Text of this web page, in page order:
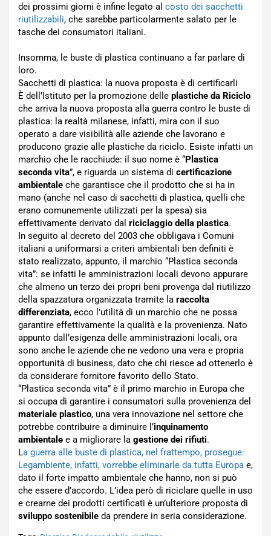
dei prossimi giorni è infine legato al costo dei sacchetti
riutilizzabili, che sarebbe particolarmente salato per le
tasche dei consumatori italiani.
Insomma, le buste di plastica continuano a far parlare di
loro.
Sacchetti di plastica: la nuova proposta è di certificarli
È dell’Istituto per la promozione delle plastiche da Riciclo
che arriva la nuova proposta alla guerra contro le buste di
plastica: la realtà milanese, infatti, mira con il suo
operato a dare visibilità alle aziende che lavorano e
producono grazie alle plastiche da riciclo. Esiste infatti un
marchio che le racchiude: il suo nome è “Plastica
seconda vita”, e riguarda un sistema di certificazione
ambientale che garantisce che il prodotto che si ha in
mano (anche nel caso di sacchetti di plastica, quelli che
erano comunemente utilizzati per la spesa) sia
effettivamente derivato dal riciclaggio della plastica.
In seguito al decreto del 2003 che obbligava i Comuni
italiani a uniformarsi a criteri ambientali ben definiti è
stato realizzato, appunto, il marchio “Plastica seconda
vita”: se infatti le amministrazioni locali devono appurare
che almeno un terzo dei propri beni provenga dal riutilizzo
della spazzatura organizzata tramite la raccolta
differenziata, ecco l’utilità di un marchio che ne possa
garantire effettivamente la qualità e la provenienza. Nato
appunto dall’esigenza delle amministrazioni locali, ora
sono anche le aziende che ne vedono una vera e propria
opportunità di business, dato che chi riesce ad ottenerlo è
da considerare fornitore favorito dello Stato.
“Plastica seconda vita” è il primo marchio in Europa che
si occupa di garantire i consumatori sulla provenienza del
materiale plastico, una vera innovazione nel settore che
potrebbe contribuire a diminuire l’inquinamento
ambientale e a migliorare la gestione dei rifiuti.
La guerra alle buste di plastica, nel frattempo, prosegue:
Legambiente, infatti, vorrebbe eliminarle da tutta Europa e,
dato il forte impatto ambientale che hanno, non si può
che essere d’accordo. L’idea però di riciclare quelle in uso
e crearne dei prodotti certificati è un’ulteriore proposta di
sviluppo sostenibile da prendere in seria considerazione.